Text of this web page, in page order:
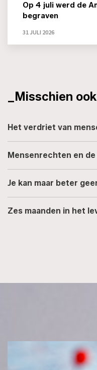
Op 4 juli werd de
begraven
31 JULI 2026
_Misschien
Het verdriet van
Mensenrechten en
Je kan maar beter
Zes maanden in het